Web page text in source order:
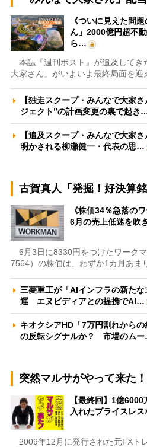
《ついに見えた問
ん」2000億円超不
ら…
本誌『週刊ポスト』が追及してき
大家さん」がいよいよ最終局面を迎
【独走スクープ・みんなで大家
ジェクト”の計画変更の裏で起き
【追及スクープ・みんなで大家
明かされる柳瀬健一・代表の思…
古賀真人「発掘！好決算銘
《株価34％急落の
6月の売上低迷を吹
6月3日に8330円をつけたワークマ
7564）の株価は、わずか1カ月あま
三菱重工が「AIインフラの新た
運 エヌビディアとの提携でAI…
キオクシアHD「7万円割れから
の反転シグナルか？ 市場のム
突然マルサがやって来た！
【最終回】1億
入れたプライスレ
2009年12月に発行された元FXト